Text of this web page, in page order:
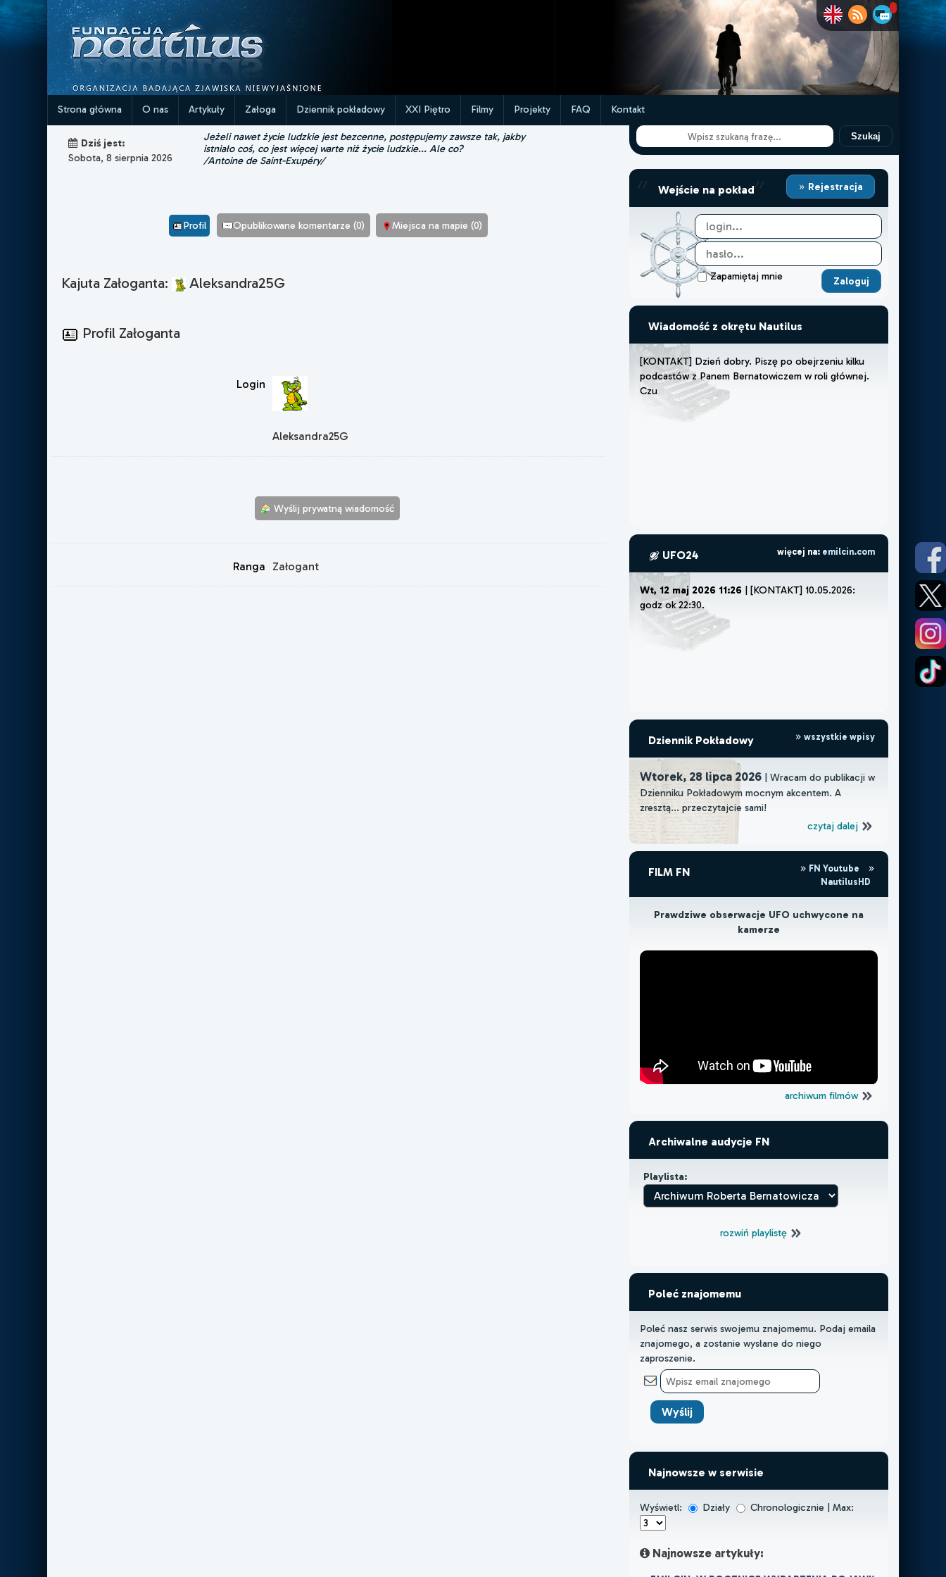
Strona główna O nas Artykuły Załoga Dziennik pokładowy XXI Piętro Filmy Projekty FAQ Kontakt
Dziś jest:
Sobota, 8 sierpnia 2026
Jeżeli nawet życie ludzkie jest bezcenne, postępujemy zawsze tak, jakby
istniało coś, co jest więcej warte niż życie ludzkie... Ale co?
/Antoine de Saint-Exupéry/
Profil Opublikowane komentarze (0) Miejsca na mapie (0)
Kajuta Załoganta: Aleksandra25G
Profil Załoganta
Login
Aleksandra25G
Wyślij prywatną wiadomość
Ranga Załogant
Szukaj
// Wejście na pokład// Rejestracja
Zapamiętaj mnie
Wiadomość z okrętu Nautilus
[KONTAKT] Dzień dobry. Piszę po obejrzeniu kilku
podcastów z Panem Bernatowiczem w roli głównej.
Czuj ę, że musz
UFO24 więcej na: emilcin.com
Wt, 12 maj 2026 11:26 | [KONTAKT] 10.05.2026:
godz ok 22:30.
Dziennik Pokładowy wszystkie wpisy
Wtorek, 28 lipca 2026| Wracam do publikacji w
Dzienniku Pokładowym mocnym akcentem. A
zresztą... przeczytajcie sami!
czytaj dalej
FILM FN
FN Youtube
NautilusHD
Prawdziwe obserwacje UFO uchwycone na
kamerze
archiwum filmów
Archiwalne audycje FN
Playlista:
rozwiń playlistę
Poleć znajomemu
Poleć nasz serwis swojemu znajomemu. Podaj emaila
znajomego, a zostanie wysłane do niego
zaproszenie.
Najnowsze w serwisie
Wyświetl: Działy Chronologicznie | Max:
Najnowsze artykuły: